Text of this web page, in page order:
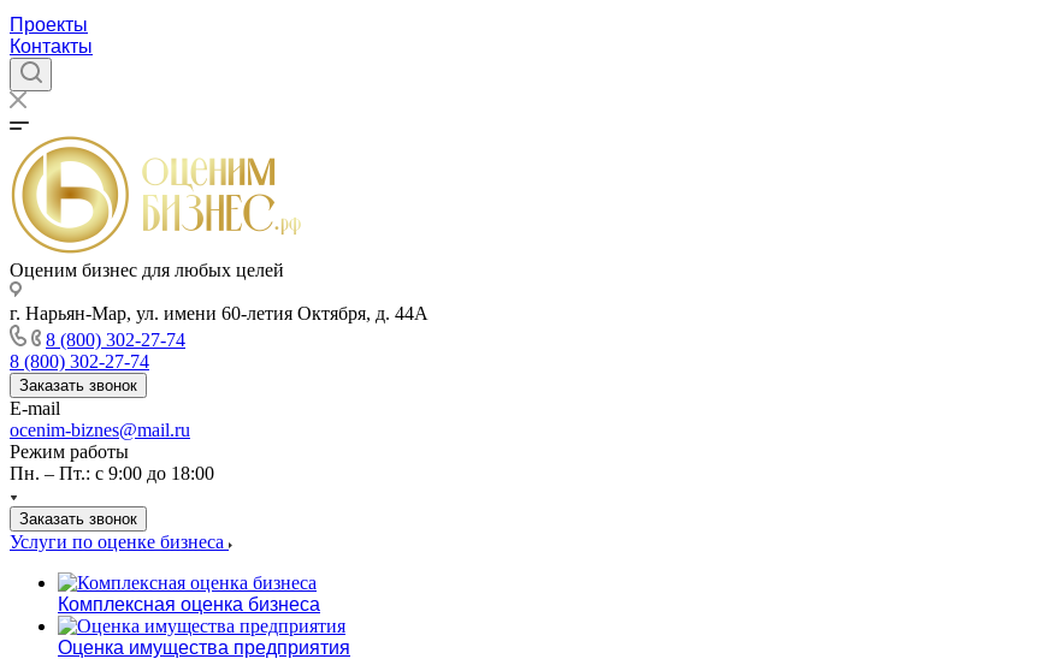
Проекты
Контакты
Оценим бизнес для любых целей
г. Нарьян-Мар, ул. имени 60-летия Октября, д. 44А
8 (800) 302-27-74
8 (800) 302-27-74
Заказать звонок
E-mail
ocenim-biznes@mail.ru
Режим работы
Пн. – Пт.: с 9:00 до 18:00
Заказать звонок
Услуги по оценке бизнеса
Комплексная оценка бизнеса
Оценка имущества предприятия